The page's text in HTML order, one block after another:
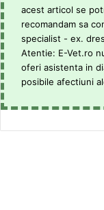
acest articol se
recomandam sa
specialist - ex.
Atentie: E-Vet.ro
oferi asistenta in
posibile afectiuni